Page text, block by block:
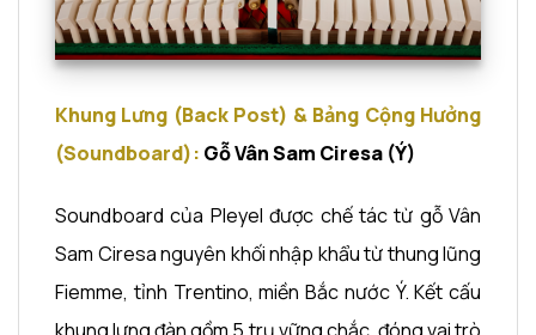
Khung Lưng (Back Post) & Bảng Cộng Hưởng
(Soundboard): Gỗ Vân Sam Ciresa (Ý)
Soundboard của Pleyel được chế tác từ gỗ Vân
Sam Ciresa nguyên khối nhập khẩu từ thung lũng
Fiemme, tỉnh Trentino, miền Bắc nước Ý. Kết cấu